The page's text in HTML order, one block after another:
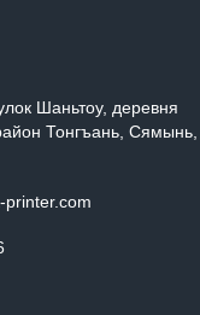
Шаньтоу, деревня
Тонгъань, Сямынь,
printer.com